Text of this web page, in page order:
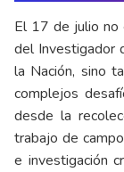
El 17 de julio no
del Investigador
la Nación, sino
complejos
desde la
trabajo de
e investigación